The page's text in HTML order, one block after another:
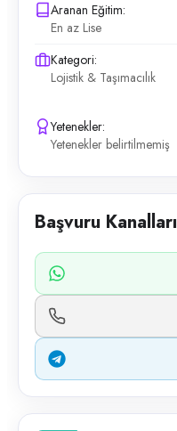
Aranan Eğitim:
En az Lise
Kategori:
Lojistik & Taşımacılık
Yetenekler:
Yetenekler belirtilmemiş
Başvuru Kanalları